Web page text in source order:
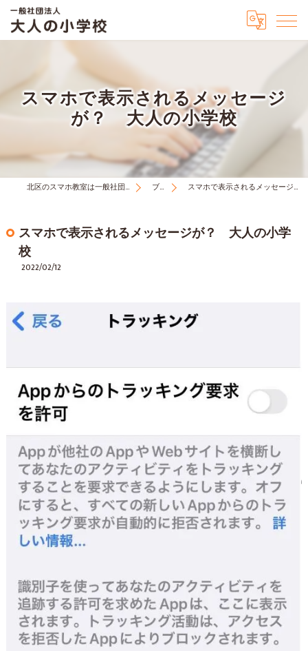
スマホで表示されるメッセージ
が？ 大人の小学校
北区のスマホ教室は一般社団法人大人の小学校 ブログ スマホで表示されるメッセージが？ 大人の小学校
スマホで表示されるメッセージが？ 大人の小学
校
2022/02/12